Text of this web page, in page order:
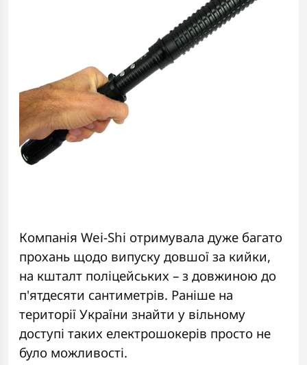
Компанія Wei-Shi отримувала дуже багато
прохань щодо випуску довшої за кийки,
на кшталт поліцейських – з довжиною до
п'ятдесяти сантиметрів. Раніше на
території України знайти у вільному
доступі таких електрошокерів просто не
було можливості.